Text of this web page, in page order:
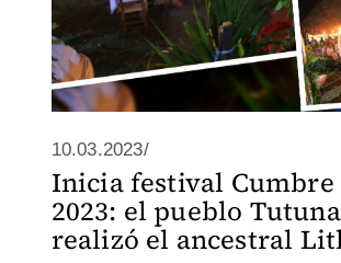
10.03.2023/
Inicia festival Cumbre
2023: el pueblo
realizó el ancestral